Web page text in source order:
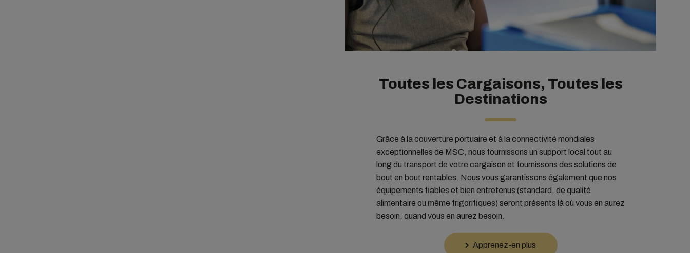
Toutes les Cargaisons, Toutes les
Destinations
Grâce à la couverture portuaire et à la connectivité mondiales
exceptionnelles de MSC, nous fournissons un support local tout au
long du transport de votre cargaison et fournissons des solutions de
bout en bout rentables. Nous vous garantissons également que nos
équipements fiables et bien entretenus (standard, de qualité
alimentaire ou même frigorifiques) seront présents là où vous en aurez
besoin, quand vous en aurez besoin.
Apprenez-en plus